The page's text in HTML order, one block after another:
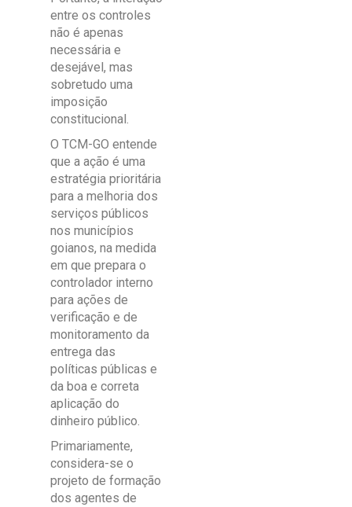
entre os controles
não é apenas
necessária e
desejável, mas
sobretudo uma
imposição
constitucional.
O TCM-GO entende
que a ação é uma
estratégia prioritária
para a melhoria dos
serviços públicos
nos municípios
goianos, na medida
em que prepara o
controlador interno
para ações de
verificação e de
monitoramento da
entrega das
políticas públicas e
da boa e correta
aplicação do
dinheiro público.
Primariamente,
considera-se o
projeto de formação
dos agentes de